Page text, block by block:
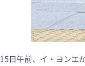
15日午前、イ・ヨンエ